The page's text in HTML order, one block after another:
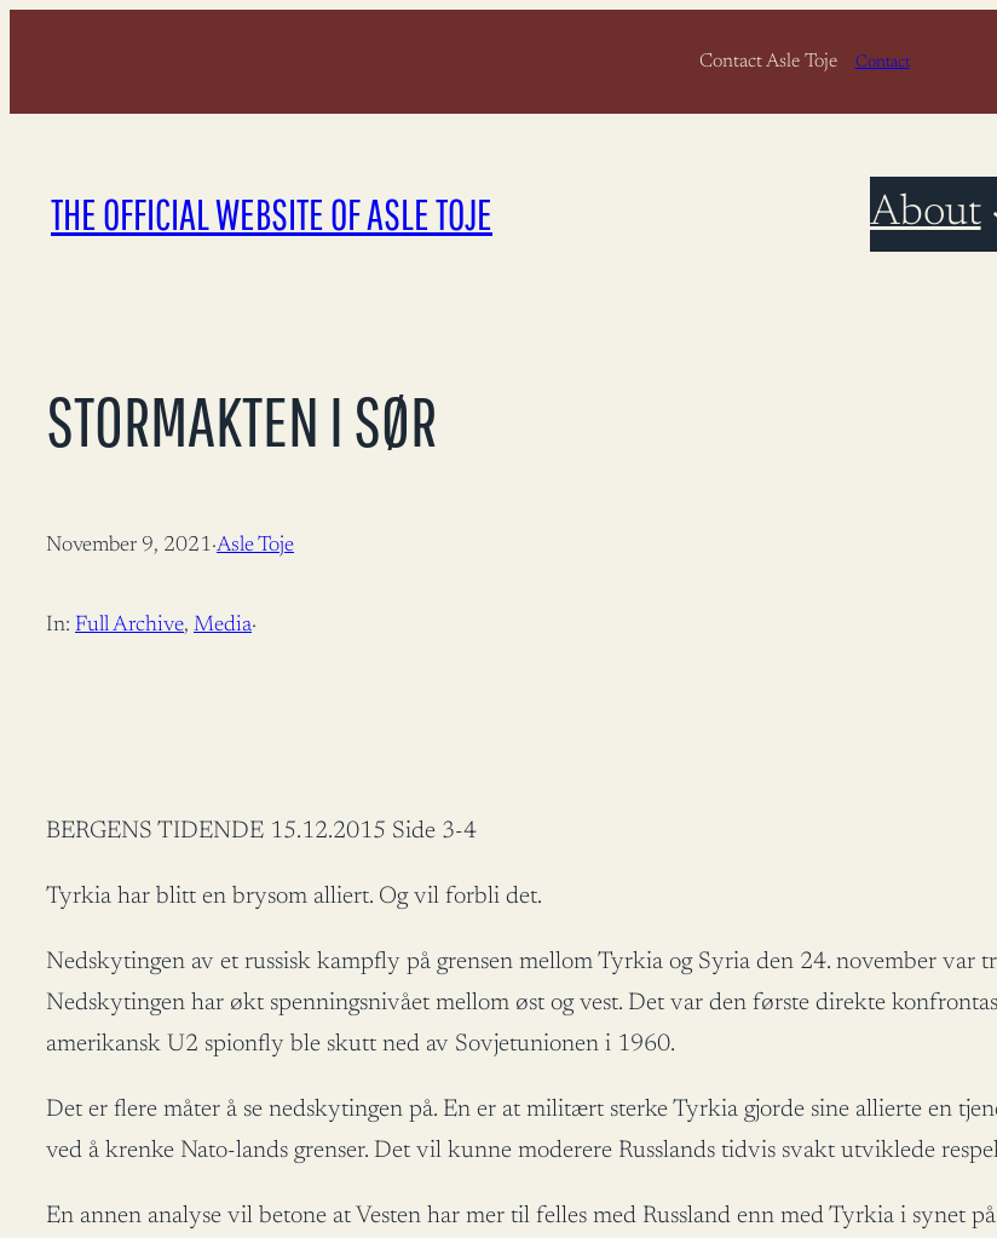
content
Contact Asle Toje Contact
THE OFFICIAL WEBSITE OF ASLE TOJE About
STORMAKTEN I SØR
November 9, 2021·Asle Toje
In: Full Archive, Media·
BERGENS TIDENDE 15.12.2015 Side 3-4
Tyrkia har blitt en brysom alliert. Og vil forbli det.
Nedskytingen av et russisk kampfly på grensen mellom Tyrkia og Syria den 24. november var
Nedskytingen har økt spenningsnivået mellom øst og vest. Det var den første direkte
amerikansk U2 spionfly ble skutt ned av Sovjetunionen i 1960.
Det er flere måter å se nedskytingen på. En er at militært sterke Tyrkia gjorde sine allierte en
ved å krenke Nato-lands grenser. Det vil kunne moderere Russlands tidvis svakt utviklede
En annen analyse vil betone at Vesten har mer til felles med Russland enn med Tyrkia i synet